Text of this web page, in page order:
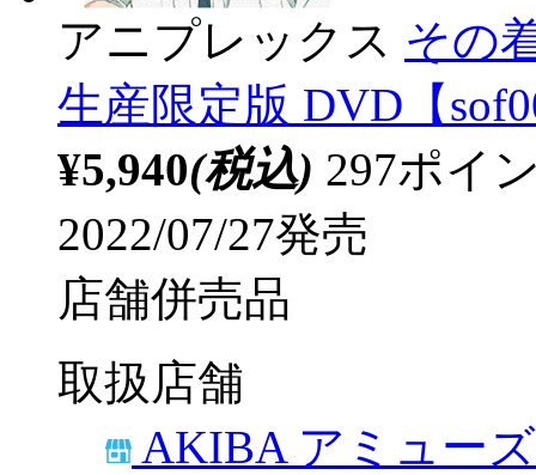
アニプレックス その
生産限定版 DVD【
¥5,940(税込) 297ポイ
2022/07/27発売
店舗併売品
取扱店舗
AKIBA アミュー